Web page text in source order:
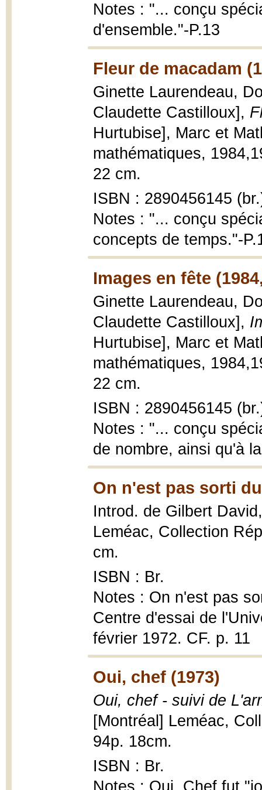
Notes : "... conçu
d'ensemble."-P.13
Fleur de macadam
Ginette Laurendeau,
Claudette Castilloux],
Hurtubise], Marc et
mathématiques,
22 cm.
ISBN : 2890456145
Notes : "... conçu
concepts de temps."-
Images en fête
Ginette Laurendeau,
Claudette Castilloux],
Hurtubise], Marc et
mathématiques,
22 cm.
ISBN : 2890456145
Notes : "... conçu
de nombre, ainsi qu'à
On n'est pas sorti
Introd. de Gilbert
Leméac, Collection
cm.
ISBN : Br.
Notes : On n'est pas
Centre d'essai de
février 1972. CF. p. 11
Oui, chef (1973)
Oui, chef - suivi de
[Montréal] Leméac,
94p. 18cm.
ISBN : Br.
Notes : Oui, Chef fut